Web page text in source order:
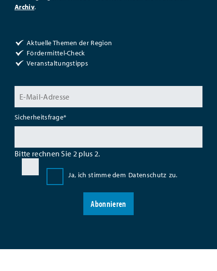
Archiv.
Aktuelle Themen der Region
Fördermittel-Check
Veranstaltungstipps
Sicherheitsfrage*
Bitte rechnen Sie 2 plus 2.
Ja, ich stimme dem Datenschutz zu.
Abonnieren